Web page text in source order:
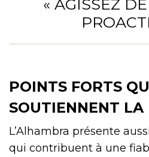
« AGISSEZ
POINTS FORTS
SOUTIENNENT
L’Alhambra présente
qui contribuent à une